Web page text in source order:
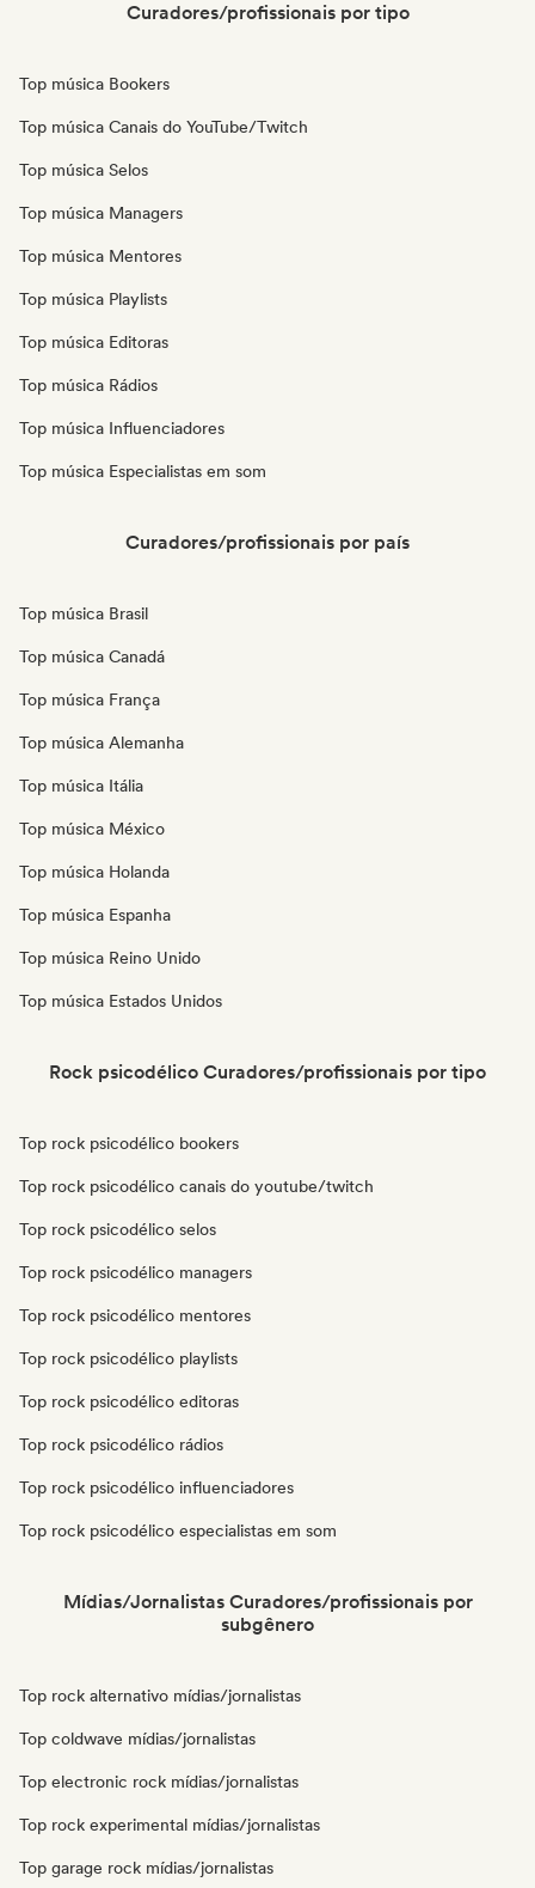
Curadores/profissionais por tipo
Top música Bookers
Top música Canais do YouTube/Twitch
Top música Selos
Top música Managers
Top música Mentores
Top música Playlists
Top música Editoras
Top música Rádios
Top música Influenciadores
Top música Especialistas em som
Curadores/profissionais por país
Top música Brasil
Top música Canadá
Top música França
Top música Alemanha
Top música Itália
Top música México
Top música Holanda
Top música Espanha
Top música Reino Unido
Top música Estados Unidos
Rock psicodélico Curadores/profissionais por tipo
Top rock psicodélico bookers
Top rock psicodélico canais do youtube/twitch
Top rock psicodélico selos
Top rock psicodélico managers
Top rock psicodélico mentores
Top rock psicodélico playlists
Top rock psicodélico editoras
Top rock psicodélico rádios
Top rock psicodélico influenciadores
Top rock psicodélico especialistas em som
Mídias/Jornalistas Curadores/profissionais por
subgênero
Top rock alternativo mídias/jornalistas
Top coldwave mídias/jornalistas
Top electronic rock mídias/jornalistas
Top rock experimental mídias/jornalistas
Top garage rock mídias/jornalistas